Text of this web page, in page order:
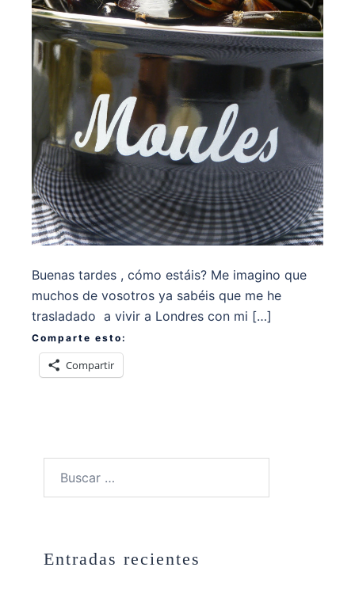
Buenas tardes , cómo estáis? Me imagino que
muchos de vosotros ya sabéis que me he
trasladado a vivir a Londres con mi […]
Comparte esto:
Compartir
Entradas recientes